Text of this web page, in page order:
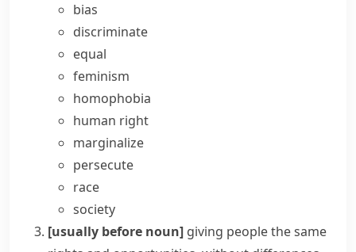
bias
discriminate
equal
feminism
homophobia
human right
marginalize
persecute
race
society
[usually before noun] giving people the same